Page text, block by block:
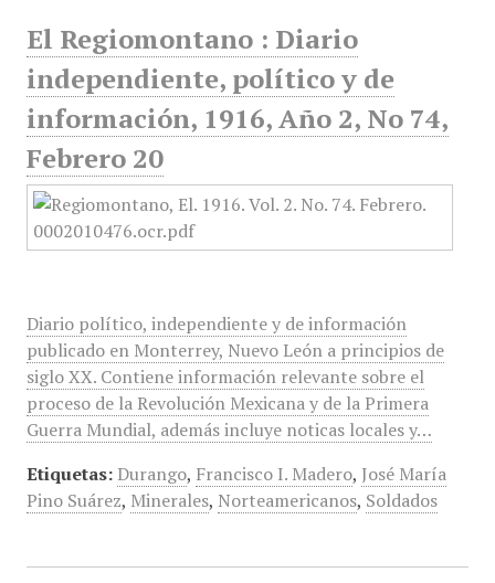
El Regiomontano : Diario
independiente, político y de
información, 1916, Año 2, No 74,
Febrero 20
Diario político, independiente y de información
publicado en Monterrey, Nuevo León a principios de
siglo XX. Contiene información relevante sobre el
proceso de la Revolución Mexicana y de la Primera
Guerra Mundial, además incluye noticas locales y…
Etiquetas: Durango, Francisco I. Madero, José María
Pino Suárez, Minerales, Norteamericanos, Soldados